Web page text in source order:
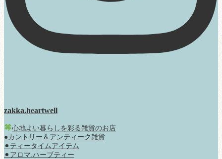
zakka.heartwell
心地よい暮らしを彩る雑貨のお店
●カントリー＆アンティーク雑貨
⚫︎ティータイムアイテム
⚫︎アロマ.ハーブティー